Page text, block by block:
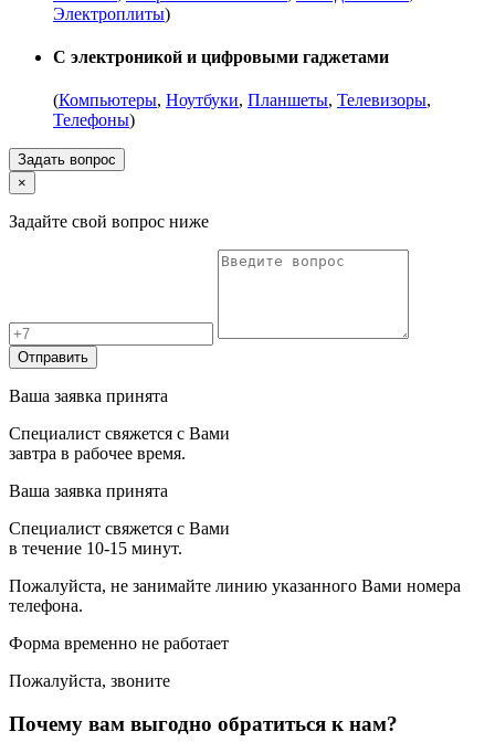
Электроплиты)
С электроникой и цифровыми гаджетами
(Компьютеры, Ноутбуки, Планшеты, Телевизоры,
Телефоны)
Задать вопрос
×
Задайте свой вопрос ниже
Отправить
Ваша заявка принята
Специалист свяжется с Вами
завтра в рабочее время.
Ваша заявка принята
Специалист свяжется с Вами
в течение 10-15 минут.
Пожалуйста, не занимайте линию указанного Вами номера
телефона.
Форма временно не работает
Пожалуйста, звоните
Почему вам выгодно обратиться к нам?